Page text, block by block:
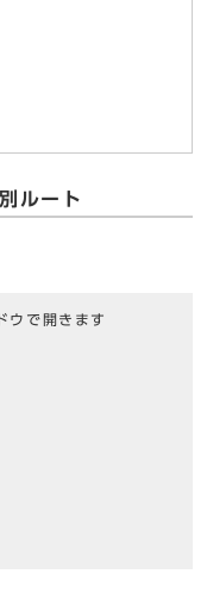
ルート
ウで開きます